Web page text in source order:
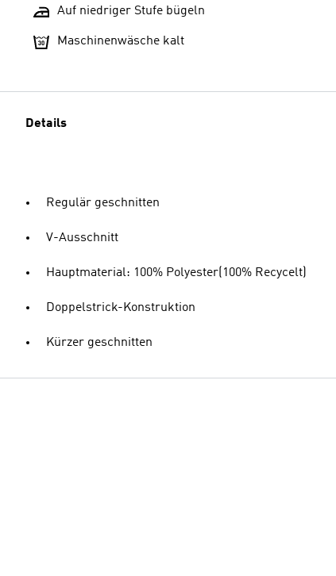
Auf niedriger Stufe bügeln
Maschinenwäsche kalt
Details
Regulär geschnitten
V-Ausschnitt
Hauptmaterial: 100% Polyester(100% Recycelt)
Doppelstrick-Konstruktion
Kürzer geschnitten